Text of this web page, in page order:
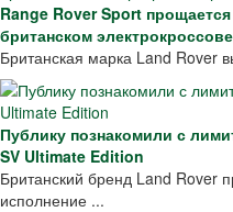
Range Rover Sport
британском
Британская марка Land Rover
Публику познакомили с
SV Ultimate Edition
Британский бренд Land Rover
исполнение ...